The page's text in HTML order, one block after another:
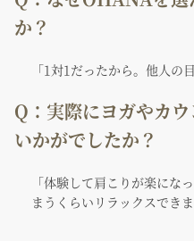
か？
「1対1だったから。他人の
Q：実際にヨガやカ
いかがでしたか？
「体験して肩こりが楽にな
まうくらいリラックスできま